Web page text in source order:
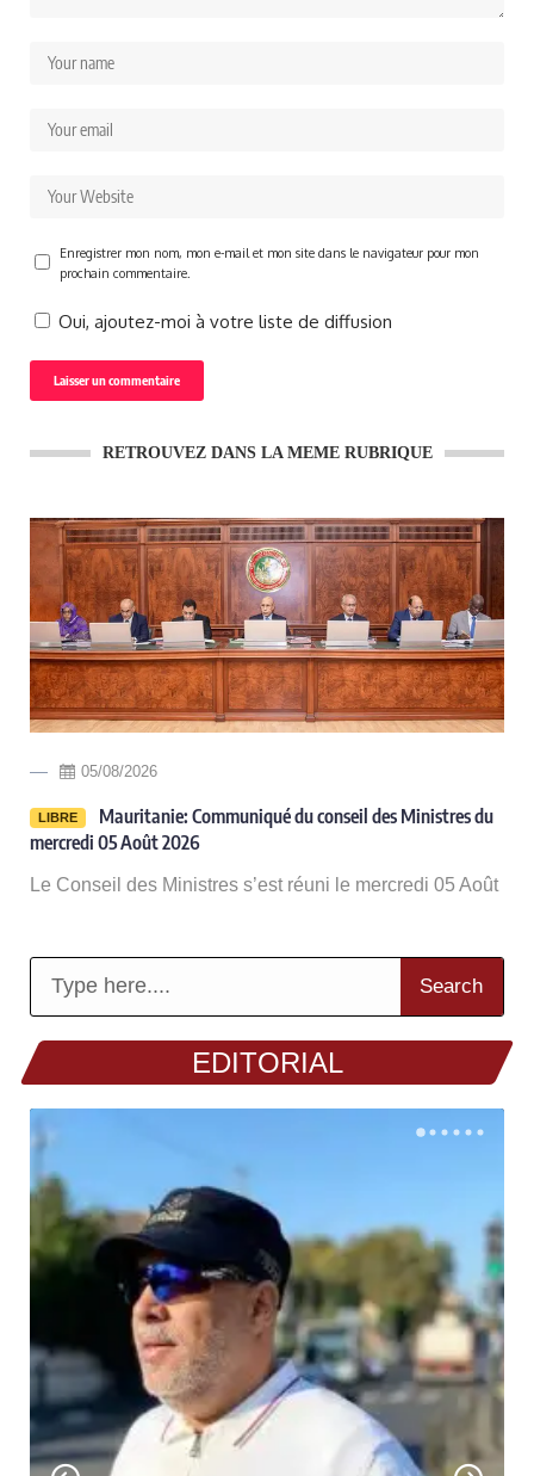
Enregistrer mon nom, mon e-mail et mon site dans le navigateur pour mon
prochain commentaire.
Oui, ajoutez-moi à votre liste de diffusion
RETROUVEZ DANS LA MEME RUBRIQUE
05/08/2026
LIBRE
Mauritanie: Communiqué du conseil des Ministres du
mercredi 05 Août 2026
Le Conseil des Ministres s’est réuni le mercredi 05 Août
Search
EDITORIAL